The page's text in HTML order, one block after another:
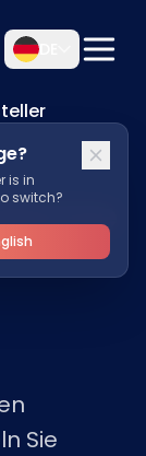
is in
switch?
Sie